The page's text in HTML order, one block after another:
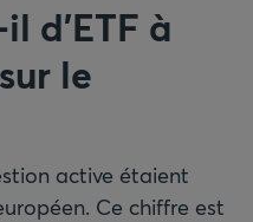
d’ETF à
le
active étaient
Ce chiffre est